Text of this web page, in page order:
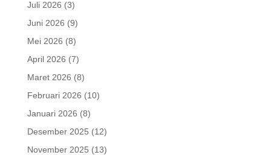
Juli 2026 (3)
Juni 2026 (9)
Mei 2026 (8)
April 2026 (7)
Maret 2026 (8)
Februari 2026 (10)
Januari 2026 (8)
Desember 2025 (12)
November 2025 (13)